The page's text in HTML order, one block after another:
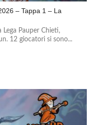
– Tappa 1 – La
Pauper Chieti,
12 giocatori si sono...